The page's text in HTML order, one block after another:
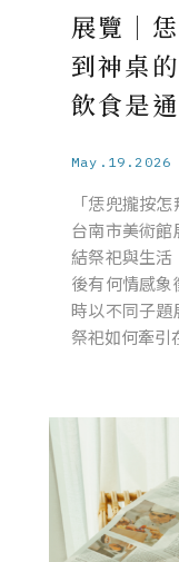
展覽｜
到神桌
飲食是
May.19.2026
「恁兜攏按
台南市美術
結祭祀與生
後有何情感
時以不同子題
祭祀如何牽